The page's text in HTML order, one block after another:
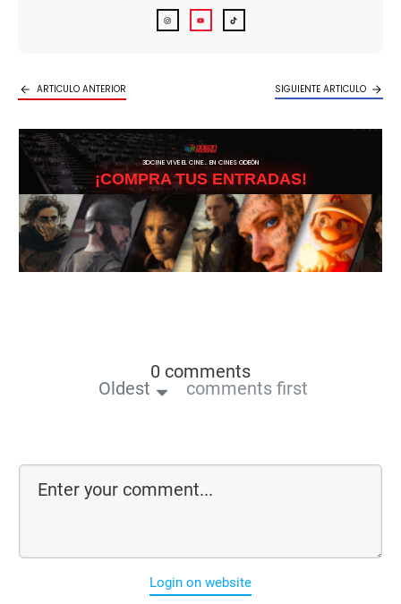
ARTICULO ANTERIOR SIGUIENTE ARTICULO
3DCINE VIVE EL CINE… EN CINES ODEÓN
¡COMPRA TUS ENTRADAS!
0 comments
Oldest comments first
Login on website